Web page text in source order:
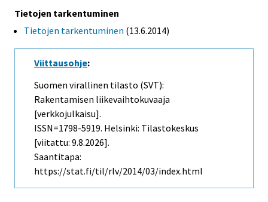
Tietojen tarkentuminen
Tietojen tarkentuminen (13.6.2014)
Viittausohje:
Suomen virallinen tilasto (SVT):
Rakentamisen liikevaihtokuvaaja
[verkkojulkaisu].
ISSN=1798-5919. Helsinki: Tilastokeskus
[viitattu: 9.8.2026].
Saantitapa:
https://stat.fi/til/rlv/2014/03/index.html